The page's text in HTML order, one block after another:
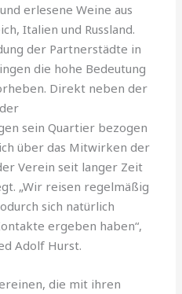
erlesene Weine aus
Italien und Russland.
der Partnerstädte in
die hohe Bedeutung
Direkt neben der
sein Quartier bezogen
über das Mitwirken der
Verein seit langer Zeit
„Wir reisen regelmäßig
sich natürlich
ergeben haben“,
Adolf Hurst.
die mit ihren